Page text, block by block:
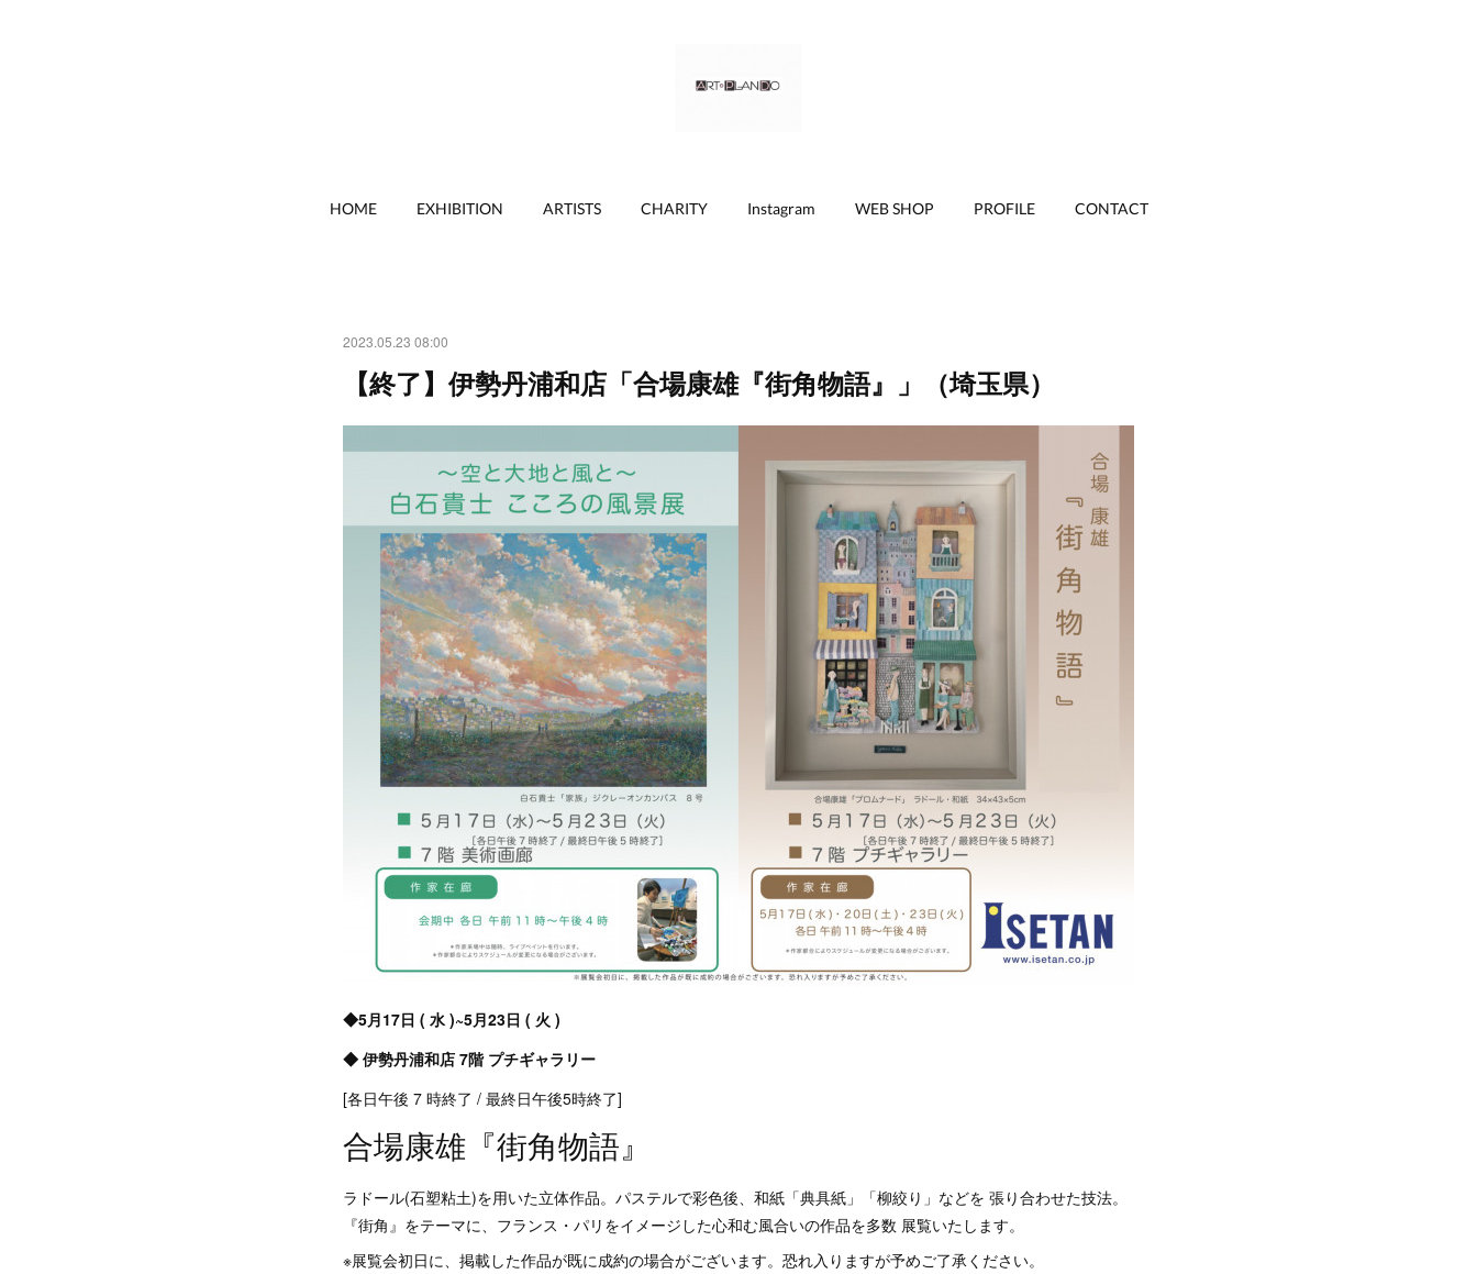
HOME EXHIBITION ARTISTS CHARITY Instagram WEB SHOP PROFILE CONTACT
2023.05.23 08:00
【終了】伊勢丹浦和店「合場康雄『街角物語』」（埼玉県）
◆5月17日 ( 水 )~5月23日 ( 火 )
◆ 伊勢丹浦和店 7階 プチギャラリー
[各日午後 7 時終了 / 最終日午後5時終了]
合場康雄『街角物語』
ラドール(石塑粘土)を用いた立体作品。パステルで彩色後、和紙「典具紙」「柳絞り」などを 張り合わせた技法。
『街角』をテーマに、フランス・パリをイメージした心和む風合いの作品を多数 展覧いたします。
※展覧会初日に、掲載した作品が既に成約の場合がございます。恐れ入りますが予めご了承ください。